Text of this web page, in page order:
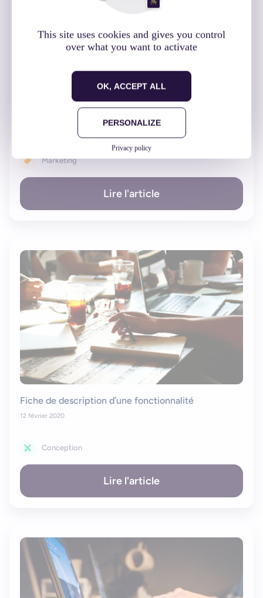
This site uses cookies and gives you control
over what you want to activate
OK, ACCEPT ALL
PERSONALIZE
Privacy policy
Comment faire une bonne fiche store pour son app
Marketing
Lire l'article
Fiche de description d’une fonctionnalité
12 février 2020
Conception
Lire l'article